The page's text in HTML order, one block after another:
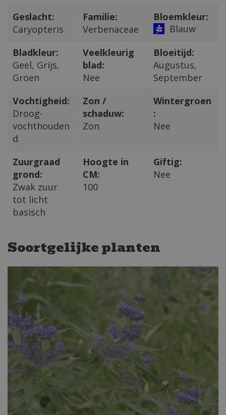
Geslacht:
Caryopteris
Familie:
Verbenaceae
Bloemkleur:
Blauw
Bladkleur:
Geel, Grijs,
Groen
Veelkleurig
blad:
Nee
Bloeitijd:
Augustus,
September
Vochtigheid:
Droog-
vochthouden
d
Zon /
schaduw:
Zon
Wintergroen
:
Nee
Zuurgraad
grond:
Zwak zuur
tot licht
basisch
Hoogte in
CM:
100
Giftig:
Nee
Soortgelijke planten